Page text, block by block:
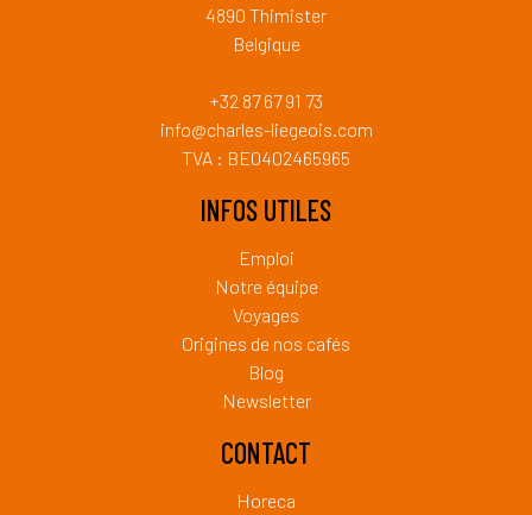
4890 Thimister
Belgique
+32 87 67 91 73
info@charles-liegeois.com
TVA : BE0402465965
INFOS UTILES
Emploi
Notre équipe
Voyages
Origines de nos cafés
Blog
Newsletter
CONTACT
Horeca